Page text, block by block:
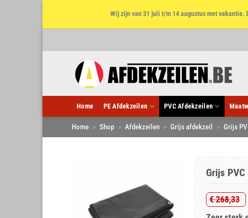
Wij zijn van 31 juli t/m 14 augustus met
Home PE Afdekzeilen PVC Afdekzeilen
Home » Shop » Afdekzeilen » Grijs afdekzeil » Grijs
Grijs
€268,33
Huidige